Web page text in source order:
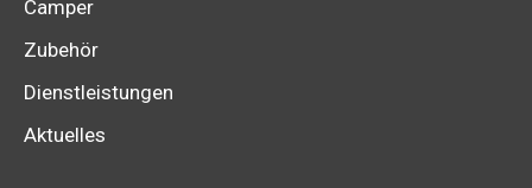
Camper
Zubehör
Dienstleistungen
Aktuelles